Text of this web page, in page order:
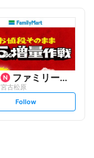
ファミリーマート
宮古松原
s
t
Follow